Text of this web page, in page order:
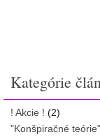
Kategórie
! Akcie ! (2)
"Konšpiračné teórie"